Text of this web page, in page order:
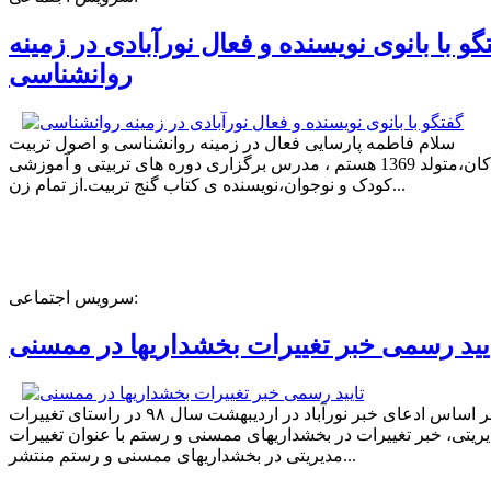
با بانوی نویسنده و فعال نورآبادی در زمینه
روانشناسی
سلام فاطمه پارسایی فعال در زمینه روانشناسی و اصول تربیت
کودکان،متولد 1369 هستم ، مدرس برگزاری دوره های تربیتی و آموزشی
کودک و نوجوان،نویسنده ی کتاب گنج تربیت.از تمام زن...
سرویس اجتماعی:
رسمی خبر تغییرات بخشداریها در ممسنی
بر اساس ادعای خبر نورآباد در اردیبهشت سال ۹۸ در راستای تغییرات
خبر تغییرات در بخشداریهای ممسنی و رستم با عنوان تغییرات
مدیریتی در بخشداریهای ممسنی و رستم منتشر...